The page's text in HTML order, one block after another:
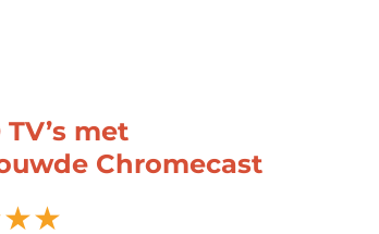
TV’s met
Chromecast
★★